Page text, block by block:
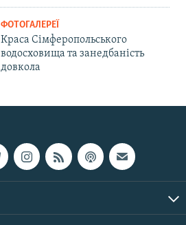
ФОТОГАЛЕРЕЇ
Краса Сімферопольського
водосховища та занедбаність
довкола